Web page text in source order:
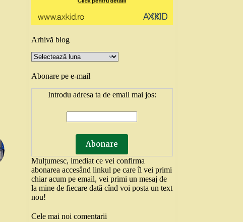
Arhivă blog
Arhivă
blog
Abonare pe e-mail
Introdu adresa ta de email mai jos:
Mulțumesc, imediat ce vei confirma
abonarea accesând linkul pe care îl vei primi
chiar acum pe email, vei primi un mesaj de
la mine de fiecare dată cînd voi posta un text
nou!
Cele mai noi comentarii